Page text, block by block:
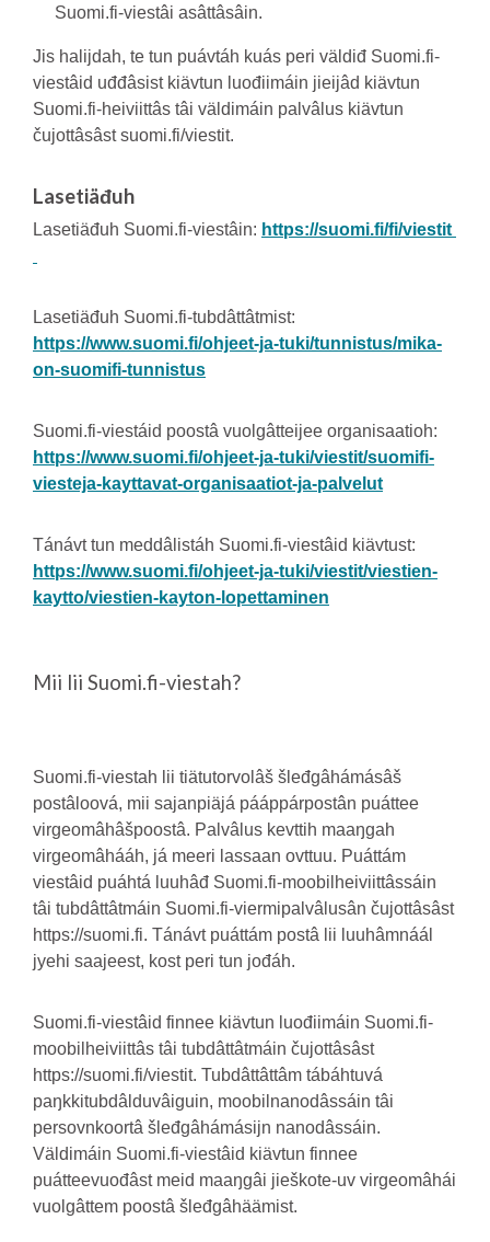
Suomi.fi-viestâi asâttâsâin.
Jis halijdah, te tun puávtáh kuás peri väldiđ Suomi.fi-
viestâid uđđâsist kiävtun luođiimáin jieijâd kiävtun
Suomi.fi-heiviittâs tâi väldimáin palvâlus kiävtun
čujottâsâst suomi.fi/viestit.
Lasetiäđuh
Lasetiäđuh Suomi.fi-viestâin: https://suomi.fi/fi/viestit
Lasetiäđuh Suomi.fi-tubdâttâtmist:
https://www.suomi.fi/ohjeet-ja-tuki/tunnistus/mika-
on-suomifi-tunnistus
Suomi.fi-viestáid poostâ vuolgâtteijee organisaatioh:
https://www.suomi.fi/ohjeet-ja-tuki/viestit/suomifi-
viesteja-kayttavat-organisaatiot-ja-palvelut
Tánávt tun meddâlistáh Suomi.fi-viestâid kiävtust:
https://www.suomi.fi/ohjeet-ja-tuki/viestit/viestien-
kaytto/viestien-kayton-lopettaminen
Mii lii Suomi.fi-viestah?
Suomi.fi-viestah lii tiätutorvolâš šleđgâhámásâš
postâloová, mii sajanpiäjá pááppárpostân puáttee
virgeomâhâšpoostâ. Palvâlus kevttih maaŋgah
virgeomâhááh, já meeri lassaan ovttuu. Puáttám
viestâid puáhtá luuhâđ Suomi.fi-moobilheiviittâssáin
tâi tubdâttâtmáin Suomi.fi-viermipalvâlusân čujottâsâst
https://suomi.fi. Tánávt puáttám postâ lii luuhâmnáál
jyehi saajeest, kost peri tun jođáh.
Suomi.fi-viestâid finnee kiävtun luođiimáin Suomi.fi-
moobilheiviittâs tâi tubdâttâtmáin čujottâsâst
https://suomi.fi/viestit. Tubdâttâttâm tábáhtuvá
paŋkkitubdâlduvâiguin, moobilnanodâssáin tâi
persovnkoortâ šleđgâhámásijn nanodâssáin.
Väldimáin Suomi.fi-viestâid kiävtun finnee
puátteevuođâst meid maaŋgâi jieškote-uv virgeomâhái
vuolgâttem poostâ šleđgâhäämist.